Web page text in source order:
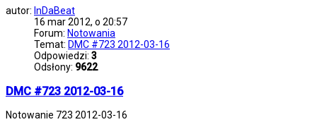
autor: InDaBeat
16 mar 2012, o 20:57
Forum: Notowania
Temat: DMC #723 2012-03-16
Odpowiedzi: 3
Odsłony: 9622
DMC #723 2012-03-16
Notowanie 723 2012-03-16